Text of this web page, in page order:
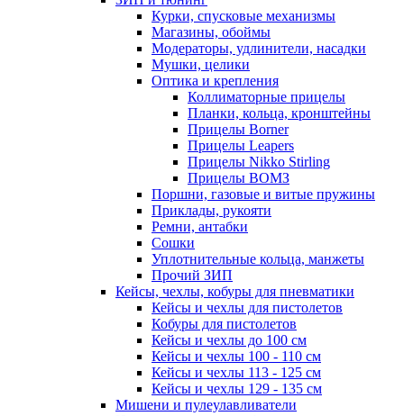
Курки, спусковые механизмы
Магазины, обоймы
Модераторы, удлинители, насадки
Мушки, целики
Оптика и крепления
Коллиматорные прицелы
Планки, кольца, кронштейны
Прицелы Borner
Прицелы Leapers
Прицелы Nikko Stirling
Прицелы ВОМЗ
Поршни, газовые и витые пружины
Приклады, рукояти
Ремни, антабки
Сошки
Уплотнительные кольца, манжеты
Прочий ЗИП
Кейсы, чехлы, кобуры для пневматики
Кейсы и чехлы для пистолетов
Кобуры для пистолетов
Кейсы и чехлы до 100 см
Кейсы и чехлы 100 - 110 см
Кейсы и чехлы 113 - 125 см
Кейсы и чехлы 129 - 135 см
Мишени и пулеулавливатели